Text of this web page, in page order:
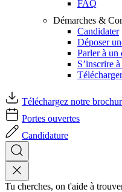
FAQ
Démarches &
Candidater
Déposer
Parler à un
S’inscrire
Téléchargez notre
Portes ouvertes
Candidature
Tu cherches, on t'aide à